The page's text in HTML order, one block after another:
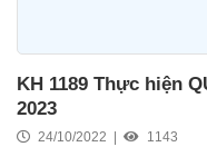
KH 1189 Thực hiện
2023
24/10/2022 | 1143